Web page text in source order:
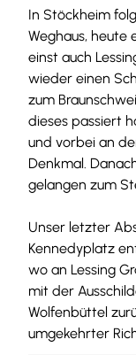
g
In Stöckheim
Weghaus, heute
einst auch
wieder einen
zum
dieses passiert
und vorbei an
Denkmal.
gelangen zum
Unser letzter
Kennedyplatz
wo an Lessing
mit der
Wolfenbüttel
umgekehrter